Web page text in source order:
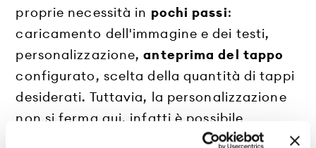
proprie necessità in pochi passi:
caricamento dell'immagine e dei testi,
personalizzazione,anteprima del tappo
configurato, scelta della quantità di tappi
desiderati. Tuttavia, la personalizzazione
non si ferma qui, infatti è possibile
effetti speciali, come